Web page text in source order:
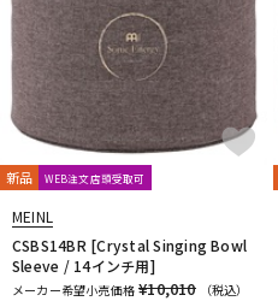
新品 WEB注文店頭受取可
MEINL
CSBS14BR [Crystal Singing Bowl
Sleeve / 14インチ用]
メーカー希望小売価格 ¥10,010
（税込）